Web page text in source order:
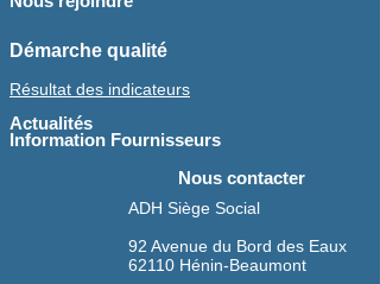
Démarche qualité
Résultat des indicateurs
Actualités
Nous contacter
Information Fournisseurs
ADH Siège Social
92 Avenue du Bord des Eaux
62110 Hénin-Beaumont